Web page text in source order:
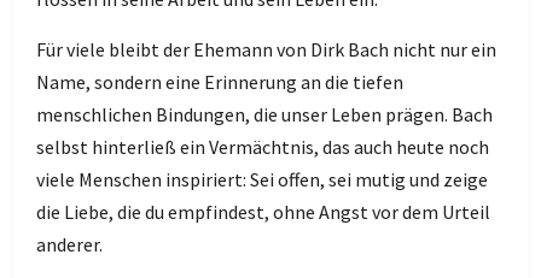
Für viele bleibt der Ehemann von Dirk Bach nicht nur ein
Name, sondern eine Erinnerung an die tiefen
menschlichen Bindungen, die unser Leben prägen. Bach
selbst hinterließ ein Vermächtnis, das auch heute noch
viele Menschen inspiriert: Sei offen, sei mutig und zeige
die Liebe, die du empfindest, ohne Angst vor dem Urteil
anderer.